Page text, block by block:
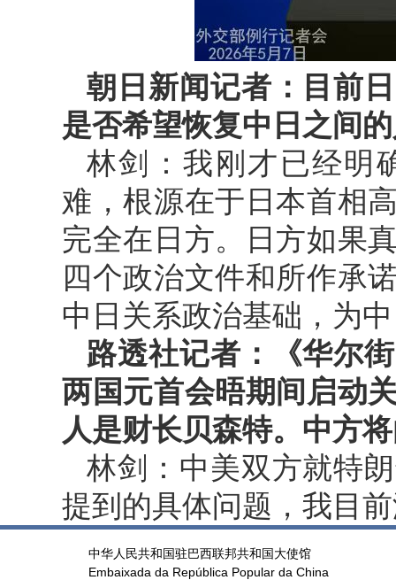
朝日新闻记者：目前
是否希望恢复中日之间
林剑：我刚才已经明
难，根源在于日本首相
完全在日方。日方如果
四个政治文件和所作承
中日关系政治基础，为
路透社记者：《华尔
两国元首会晤期间启动
人是财长贝森特。中方
林剑：中美双方就特
提到的具体问题，我目
中华人民共和国驻巴西联邦共和国大使馆
Embaixada da República Popular da China